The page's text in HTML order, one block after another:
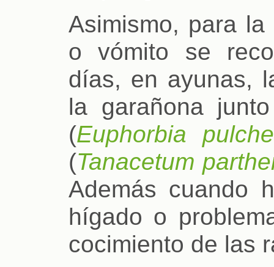
Asimismo, para la
o vómito se
días, en ayunas,
la garañona
(Euphorbia
(Tanacetum
Además cuando
hígado o
cocimiento de las